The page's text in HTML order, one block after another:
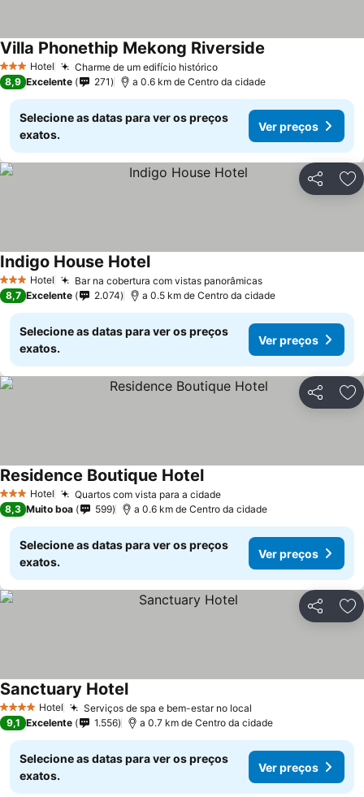
3 EstrelasHotel Charme de um edifício históricoVer preços
Villa Phonethip Mekong Riverside
8,9 Excelente 271 a 0.6 km de Centro da cidade
Selecione as datas para ver os preços
exatos.
Ver preços
Partilhar
3 EstrelasHotel Bar na cobertura com vistas panorâmicasVer preços
Indigo House HotelVer preços
8,7 Excelente 2.074 a 0.5 km de Centro da cidade
Selecione as datas para ver os preços
exatos.
Ver preços
Partilhar
3 EstrelasHotel Quartos com vista para a cidadeVer preços
Residence Boutique HotelVer preços
8,3 Muito boa 599 a 0.6 km de Centro da cidade
Selecione as datas para ver os preços
exatos.
Ver preços
Partilhar
4 EstrelasHotel Serviços de spa e bem-estar no local
Sanctuary HotelVer preços
9,1 Excelente 1.556 a 0.7 km de Centro da cidade
Selecione as datas para ver os preços
exatos.
Ver preços